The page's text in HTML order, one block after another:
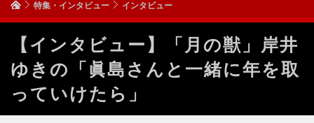
特集・インタビュー インタビュー
【インタビュー】「月の獣」岸井
ゆきの「眞島さんと一緒に年を取
っていけたら」